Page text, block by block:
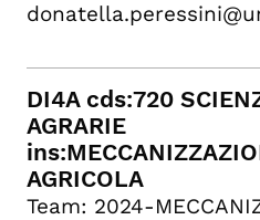
DI4A cds:720
AGRARIE
AGRICOLA
Team: 2024-